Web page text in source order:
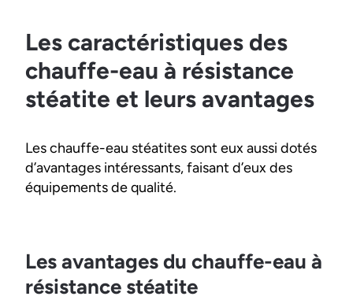
Les caractéristiques des
chauffe-eau à résistance
stéatite et leurs avantages
Les chauffe-eau stéatites sont eux aussi dotés
d’avantages intéressants, faisant d’eux des
équipements de qualité.
Les avantages du chauffe-eau à
résistance stéatite